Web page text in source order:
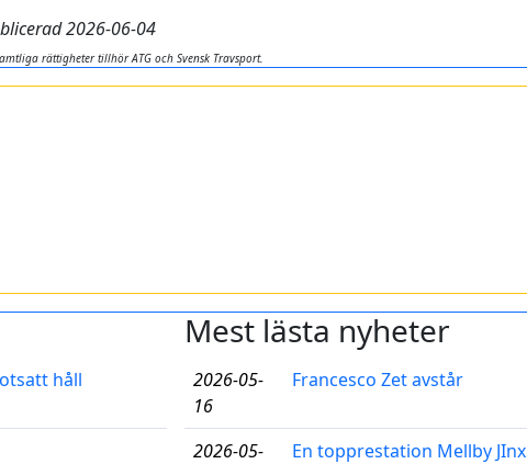
2026-06-04
rättigheter tillhör ATG och Svensk Travsport.
håll
Mest lästa nyheter
2026-05-
16
Francesco Zet avstår
2026-05-
En topprestation Mellby JInx